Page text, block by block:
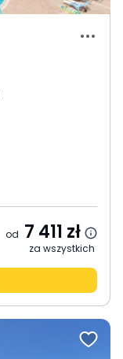
od 7 411 zł
za wszystkich